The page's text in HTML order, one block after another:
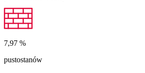
7,97 %
pustostanów